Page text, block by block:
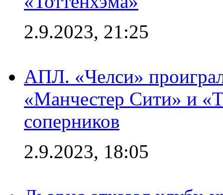
2.9.2023, 21:25
АПЛ. «Челси»
«Манчестер Сити» и
соперников
2.9.2023, 18:05